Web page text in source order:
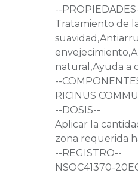
--
Tratamiento de
natural,Ayuda a
--
RICINUS
--DOSIS--
Aplicar la
zona requerida
--REGISTRO--
NSOC41370-